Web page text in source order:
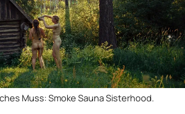
Muss: Smoke Sauna Sisterhood.